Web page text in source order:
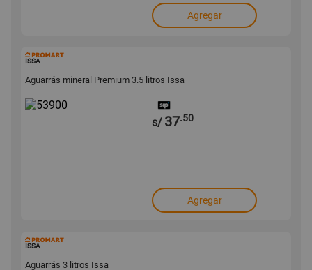
Agregar
ISSA
Aguarrás mineral Premium 3.5 litros Issa
s/ 37.50
Agregar
ISSA
Aguarrás 3 litros Issa